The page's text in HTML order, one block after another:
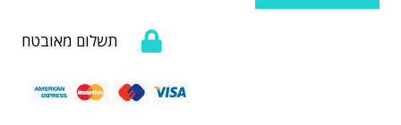
תשלום מאובטח